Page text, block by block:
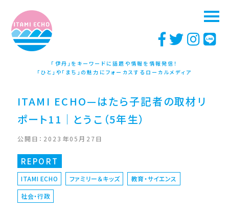
「伊丹」をキーワードに話題や情報を情報発信！
「ひと」や「まち」の魅力にフォーカスするローカルメディア
ITAMI ECHO—はたら子記者の取材リ
ポート11｜とうこ（5年生）
公開日：2023年05月27日
REPORT
ITAMI ECHO ファミリー＆キッズ
教育・サイエンス
社会・行政